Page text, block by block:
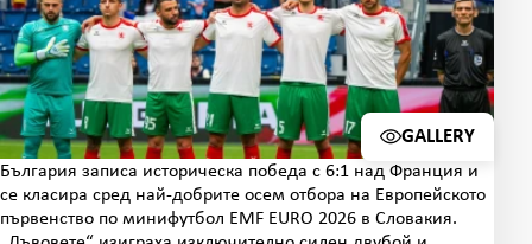
GALLERY
GALLERY IMAGES
България записа историческа победа с 6:1 над Франция и
се класира сред най-добрите осем отбора на Европейското
първенство по минифутбол EMF EURO 2026 в Словакия.